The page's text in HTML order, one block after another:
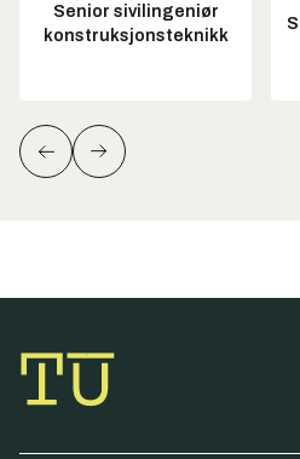
Senior sivilingeniør
konstruksjonsteknikk